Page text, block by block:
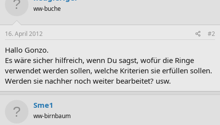
ww-buche
16. April 2012 #2
Hallo Gonzo.
Es wäre sicher hilfreich, wenn Du sagst, wofür die Ringe
verwendet werden sollen, welche Kriterien sie erfüllen sollen.
Werden sie nachher noch weiter bearbeitet? usw.
Sme1
ww-birnbaum